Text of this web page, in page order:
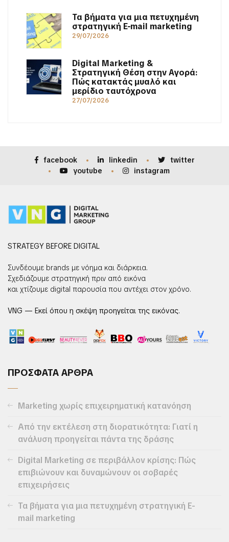
Τα βήματα για μια πετυχημένη
στρατηγική E-mail marketing
29/07/2026
Digital Marketing &
Στρατηγική Θέση στην Αγορά:
Πώς κατακτάς μυαλό και
μερίδιο ταυτόχρονα
27/07/2026
facebook linkedin
twitter
youtube
instagram
STRATEGY BEFORE DIGITAL
Συνδέουμε brands με νόημα και διάρκεια.
Σχεδιάζουμε στρατηγική πριν από εικόνα
και χτίζουμε digital παρουσία που αντέχει στον χρόνο.
VNG — Εκεί όπου η σκέψη προηγείται της εικόνας.
ΠΡΟΣΦΑΤΑ ΑΡΘΡΑ
Marketing χωρίς επιχειρηματική κατανόηση
Από την εκτέλεση στη διορατικότητα: Γιατί η
ανάλυση προηγείται πάντα της δράσης
Digital Marketing σε περιβάλλον κρίσης: Πώς
επιβιώνουν και δυναμώνουν οι σοβαρές
επιχειρήσεις
Τα βήματα για μια πετυχημένη στρατηγική E-
mail marketing